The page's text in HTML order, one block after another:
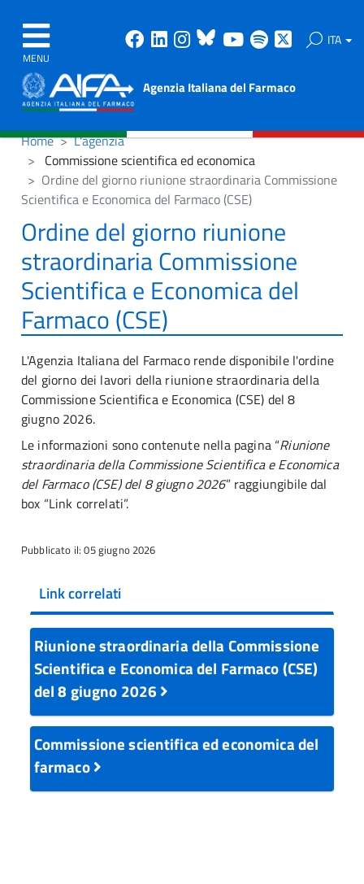
MENU
Facebook
Linkedin
Instagram
Bluesky
Youtube
Spotify ITA
Agenzia Italiana del Farmaco
Home
L'agenzia
Commissione scientifica ed economica
Ordine del giorno riunione straordinaria Commissione
Scientifica e Economica del Farmaco (CSE)
Ordine del giorno riunione
straordinaria Commissione
Scientifica e Economica del
Farmaco (CSE)
L'Agenzia Italiana del Farmaco rende disponibile l'ordine
del giorno dei lavori della riunione straordinaria della
Commissione Scientifica e Economica (CSE) del 8
giugno 2026.
Le informazioni sono contenute nella pagina “Riunione
straordinaria della Commissione Scientifica e Economica
del Farmaco (CSE) del 8 giugno 2026” raggiungibile dal
box “Link correlati”.
Pubblicato il: 05 giugno 2026
Link correlati
Riunione straordinaria della Commissione
Scientifica e Economica del Farmaco (CSE)
del 8 giugno 2026
Commissione scientifica ed economica del
farmaco